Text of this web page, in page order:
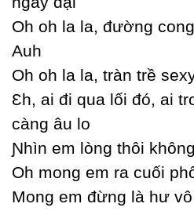
Oh oh la la, đường
Auh
Oh oh la la, tràn trề
Ɛh, ai đi qua lối đó, ai
càng âu lo
Ɲhìn em lòng thôi
Oh mong em ra cuối
Mong em đừng là hư vô